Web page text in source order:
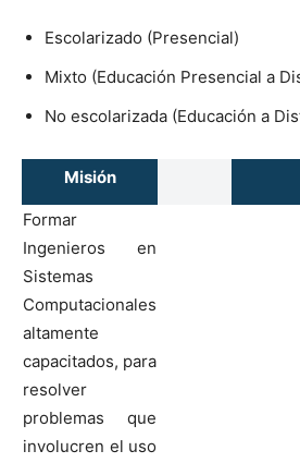
Escolarizado (Presencial)
Mixto (Educación Presencial a
No escolarizada (Educación a
Misión
Formar
Ingenieros en
Sistemas
Computacionales
altamente
capacitados, para
resolver
problemas que
involucren el uso